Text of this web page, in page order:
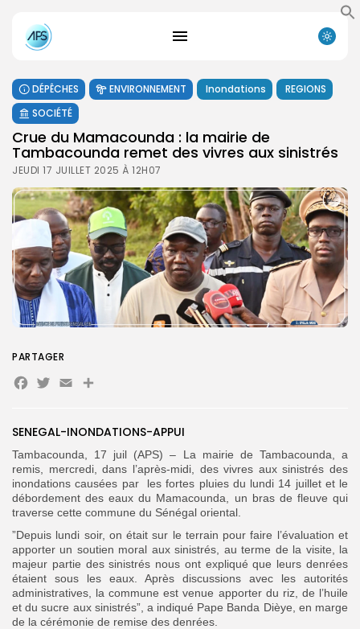
Search
FR
DÉPÊCHES ENVIRONNEMENT Inondations
REGIONS
SOCIÉTÉ
Crue du Mamacounda : la mairie de
Tambacounda remet des vivres aux sinistrés
JEUDI 17 JUILLET 2025 À 12H07
SENEGAL-INONDATIONS-APPUI
Tambacounda, 17 juil (APS) – La mairie de Tambacounda, a
remis, mercredi, dans l’après-midi, des vivres aux sinistrés des
inondations causées par les fortes pluies du lundi 14 juillet et le
débordement des eaux du Mamacounda, un bras de fleuve qui
traverse cette commune du Sénégal oriental.
”Depuis lundi soir, on était sur le terrain pour faire l’évaluation et
apporter un soutien moral aux sinistrés, au terme de la visite, la
majeur partie des sinistrés nous ont expliqué que leurs denrées
étaient sous les eaux. Après discussions avec les autorités
administratives, la commune est venue apporter du riz, de l’huile
et du sucre aux sinistrés”, a indiqué Pape Banda Dièye, en marge
de la cérémonie de remise des denrées.
PARTAGER
Facebook
Twitter
EmailPartager